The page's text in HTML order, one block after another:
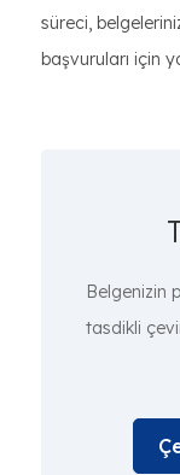
süreci,
başvuruları için
Belgenizin
tasdikli